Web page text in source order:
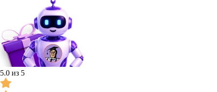
5.0 из 5